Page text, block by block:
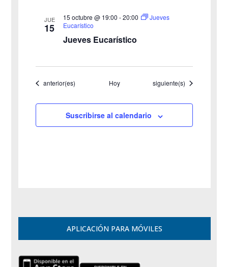
JUE
15
Jueves Eucarístico
15 octubre @ 19:00 -20:00
Jueves
Eucarístico
Eventos
anterior(es) Hoy Eventos
siguiente(s)
Suscribirse al calendario
APLICACIÓN PARA MÓVILES